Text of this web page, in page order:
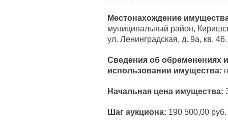
Местонахождение
муниципальный район,
ул. Ленинградская, д. 9а, кв. 46.
Сведения об обременениях
использовании имущества:
Начальная цена имущества:
Шаг аукциона: 190 500,00 руб.